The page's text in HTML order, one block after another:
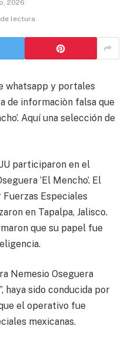
2026
lectura
whatsapp y portales
de informaciòn falsa que
Aquí una selección de
participaron en el
‘El Mencho’. El
Especiales
en Tapalpa, Jalisco.
que su papel fue
Nemesio Oseguera
haya sido conducida por
el operativo fue
mexicanas.